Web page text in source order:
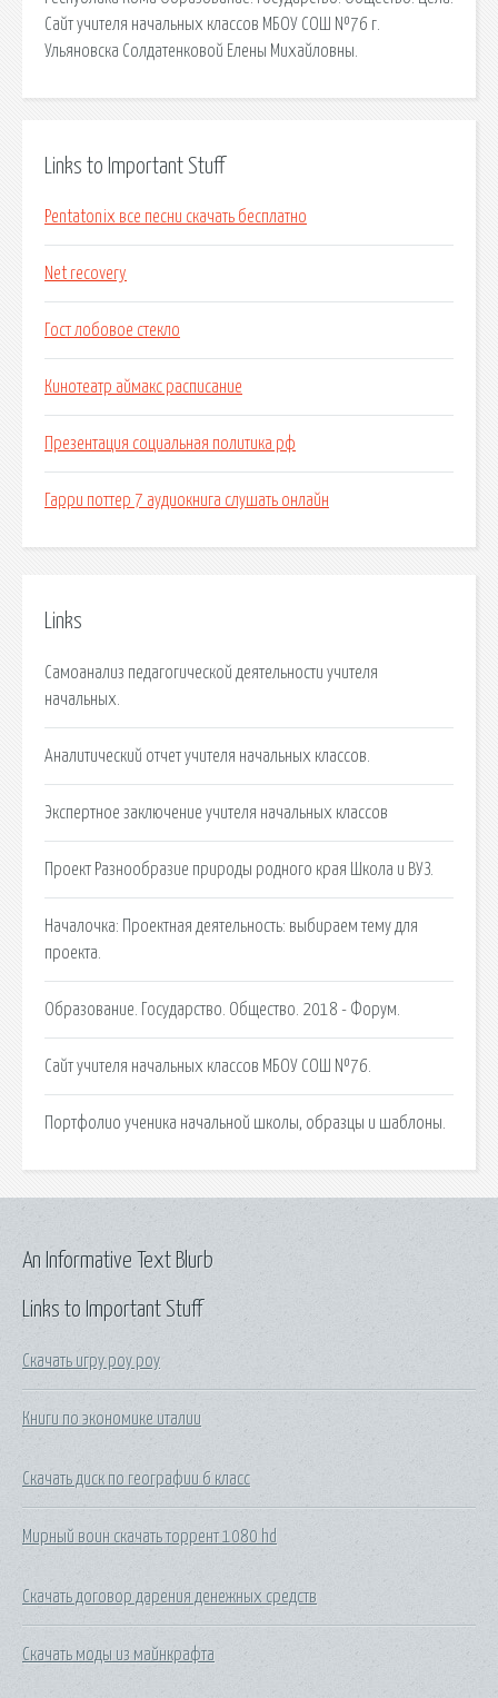
Сайт учителя начальных классов МБОУ СОШ №76 г.
Ульяновска Солдатенковой Елены Михайловны.
Links to Important Stuff
Pentatonix все песни скачать бесплатно
Net recovery
Гост лобовое стекло
Кинотеатр аймакс расписание
Презентация социальная политика рф
Гарри поттер 7 аудиокнига слушать онлайн
Links
Самоанализ педагогической деятельности учителя
начальных.
Аналитический отчет учителя начальных классов.
Экспертное заключение учителя начальных классов
Проект Разнообразие природы родного края Школа и ВУЗ.
Началочка: Проектная деятельность: выбираем тему для
проекта.
Образование. Государство. Общество. 2018 - Форум.
Сайт учителя начальных классов МБОУ СОШ №76.
Портфолио ученика начальной школы, образцы и шаблоны.
Links to Important Stuff
Скачать игру роу роу
Книги по экономике италии
Скачать диск по географии 6 класс
Мирный воин скачать торрент 1080 hd
Скачать договор дарения денежных средств
Скачать моды из майнкрафта
An Informative Text Blurb